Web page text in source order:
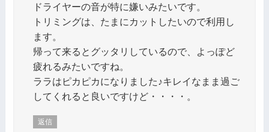
ドライヤーの音が特に嫌いみたいです。
トリミングは、たまにカットしたいので利用し
ます。
帰って来るとグッタリしているので、よっぽど
疲れるみたいですね。
ララはピカピカになりました♪キレイなまま過ご
してくれると良いですけど・・・・。
返信